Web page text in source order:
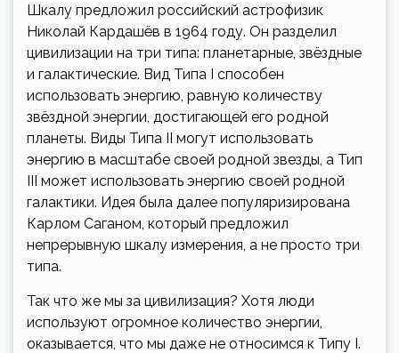
Шкалу предложил российский астрофизик
Николай Кардашёв в 1964 году. Он разделил
цивилизации на три типа: планетарные, звёздные
и галактические. Вид Типа I способен
использовать энергию, равную количеству
звёздной энергии, достигающей его родной
планеты. Виды Типа II могут использовать
энергию в масштабе своей родной звезды, а Тип
III может использовать энергию своей родной
галактики. Идея была далее популяризирована
Карлом Саганом, который предложил
непрерывную шкалу измерения, а не просто три
типа.
Так что же мы за цивилизация? Хотя люди
используют огромное количество энергии,
оказывается, что мы даже не относимся к Типу I.